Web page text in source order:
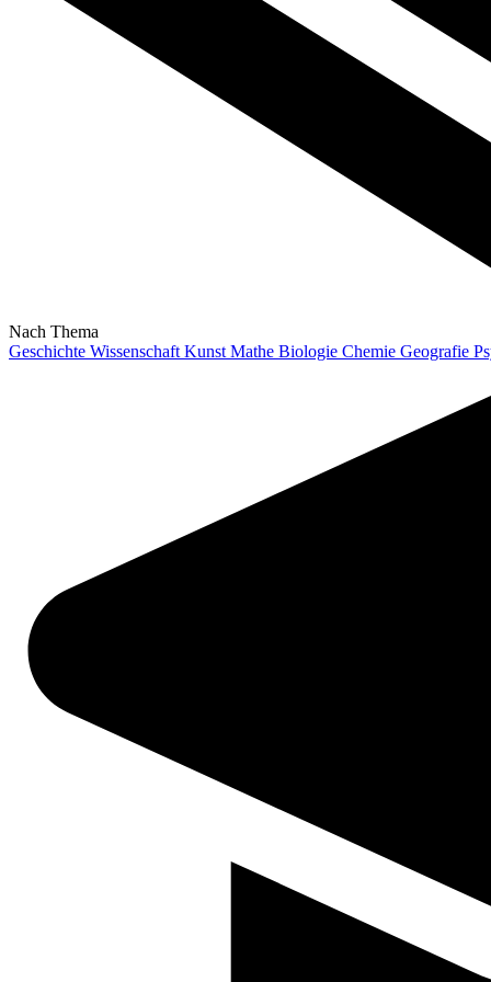
Nach Thema
Geschichte Wissenschaft Kunst Mathe Biologie Chemie Geografie